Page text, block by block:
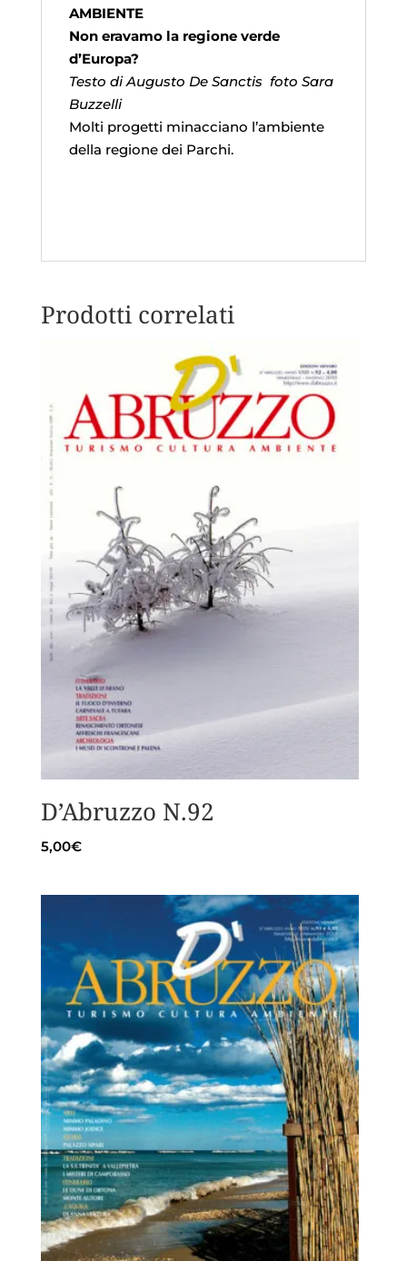
AMBIENTE
Non eravamo la regione verde
d’Europa?
Testo di Augusto De Sanctis foto Sara
Buzzelli
Molti progetti minacciano l’ambiente
della regione dei Parchi.
Prodotti correlati
D’Abruzzo N.92
5,00€